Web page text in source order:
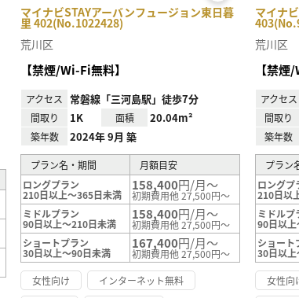
マイナビSTAYアーバンフュージョン東日暮
里 402(No.1022428)
お気
に入
荒川区
【禁煙/Wi-Fi無料】
アクセス 常磐線「三河島駅」徒歩7分
間取り 1K 面積 20.04m²
築年数 2024年 9月 築
プラン名・期間
月額目安
ロングプラン
210日以上～365日未満
158,400円/月～
初期費用他 27,500円～
ミドルプラン
90日以上～210日未満
158,400円/月～
初期費用他 27,500円～
ショートプラン
30日以上～90日未満
167,400円/月～
初期費用他 27,500円～
女性向け
インターネット無料
マイナ
荒川区
【禁煙
アクセス
間取り
築年数
プラン
ロングプ
210日以
ミドルプ
90日以
ショート
30日以
女性向